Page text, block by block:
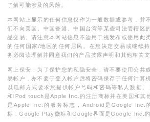
了解可能涉及的风险。
本网站上显示的任何信息仅作为一般数据或参考，并
们不向美国、中国香港、中国台湾等某些司法管辖区
品交易。请注意本网站信息不适用于视发布或使用此
的任何国家/地区的任何居民。在您决定交易或继续
务必阅读理解并同意我们的产品披露声明和其他相关文
网上保安：为了保护您的私隐安全，请不要使用公共
易帐户，亦不要于登入帐户后将密码保存于任何计算
以电邮方式要求您提供帐户号码和密码等私人数据
和iPod touch是Apple Inc.的注册商标并在美国和其
是Apple Inc.的服务标志，Android是Google Inc.
标，Google Play徽标和Google界面是Google Inc.的